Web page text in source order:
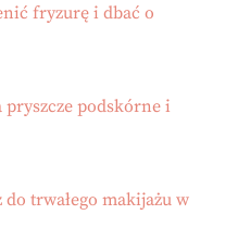
fryzurę i dbać o
pryszcze podskórne i
trwałego makijażu w